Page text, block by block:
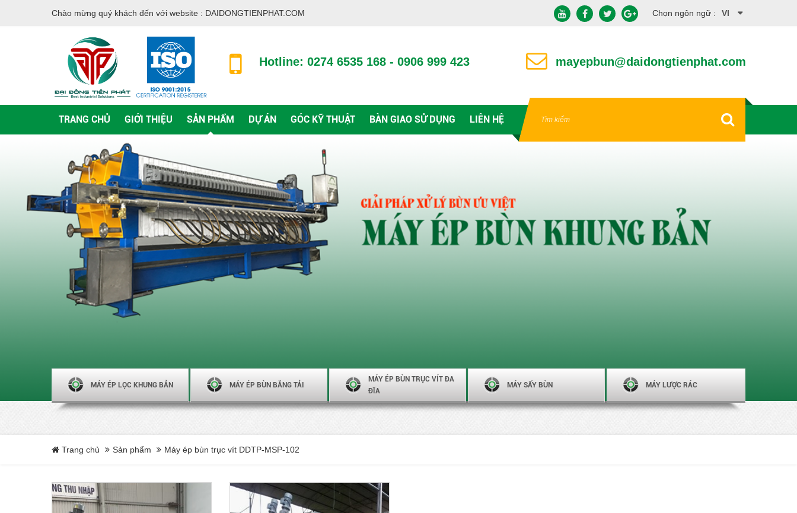
Chào mừng quý khách đến với website : DAIDONGTIENPHAT.COM Chọn ngôn ngữ : VI
Hotline: 0274 6535 168 - 0906 999 423 mayepbun@daidongtienphat.com
TRANG CHỦ GIỚI THIỆU SẢN PHẨM DỰ ÁN GÓC KỸ THUẬT BÀN GIAO SỬ DỤNG LIÊN HỆ
MÁY ÉP LỌC KHUNG BẢN MÁY ÉP BÙN BĂNG TẢI
MÁY ÉP BÙN TRỤC VÍT ĐA
ĐĨA
MÁY SẤY BÙN MÁY LƯỢC RÁC
Trang chủ Sản phẩm Máy ép bùn trục vít DDTP-MSP-102